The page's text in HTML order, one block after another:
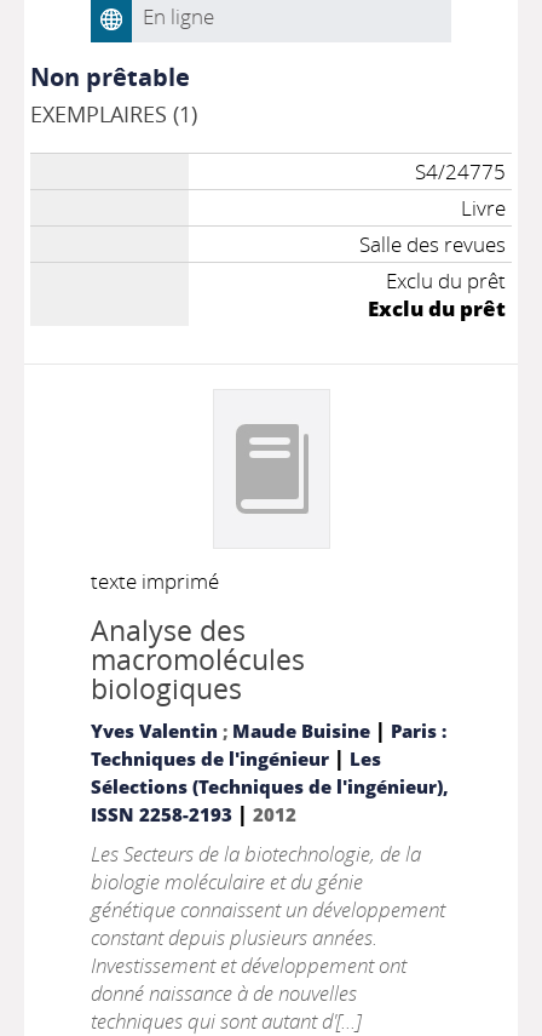
En ligne
Non prêtable
EXEMPLAIRES (1)
S4/24775
Livre
Salle des revues
Exclu du prêt
Exclu du prêt
texte imprimé
Analyse des
macromolécules
biologiques
Yves Valentin ; Maude Buisine | Paris :
Techniques de l'ingénieur| Les
Sélections (Techniques de l'ingénieur),
ISSN 2258-2193| 2012
Les Secteurs de la biotechnologie, de la
biologie moléculaire et du génie
génétique connaissent un développement
constant depuis plusieurs années.
Investissement et développement ont
donné naissance à de nouvelles
techniques qui sont autant d'[...]